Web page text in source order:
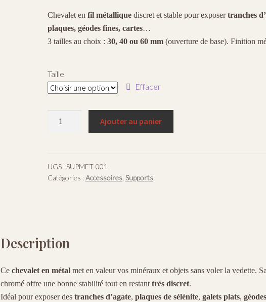
prix :
€3,00
Chevalet en fil métalliquediscret et stable pour exposertranches
plaques, géodes fines, cartes…
3 tailles au choix : 30, 40 ou 60 mm(ouverture de base). Finition
Taille
Effacer
en
métal
Ajouter au panier
UGS : SUPMET-001
Catégories :Accessoires, Supports
Description
Cechevalet en métal met en valeur vos minéraux et objets sans voler la vedette.
chromé offre une bonne stabilité tout en restanttrès discret.
Idéal pour exposer destranches d’agate,plaques de sélénite,galets plats,